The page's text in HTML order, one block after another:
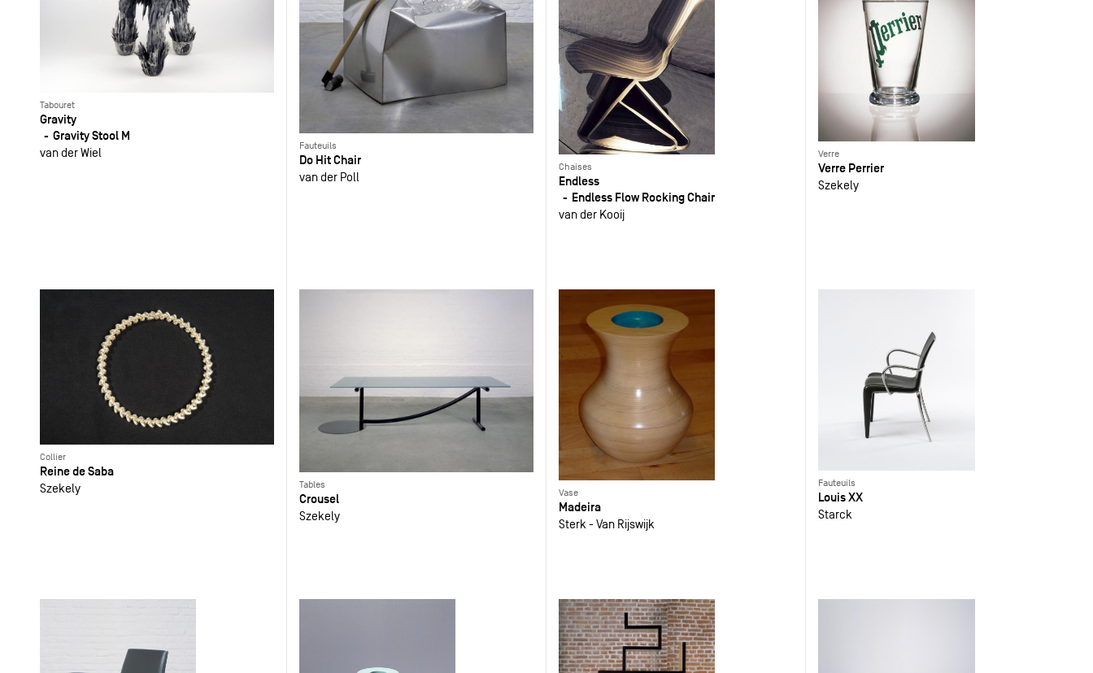
Tabouret
Gravity
Gravity Stool M
van der Wiel
Fauteuils
Do Hit Chair
van der Poll
Chaises
Endless
Endless Flow Rocking Chair
van der Kooij
Verre
Verre Perrier
Szekely
Collier
Reine de Saba
Szekely Tables
Crousel
Szekely
Vase
Madeira
Sterk - Van Rijswijk
Fauteuils
Louis XX
Starck